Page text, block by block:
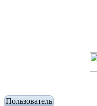
Пользователь